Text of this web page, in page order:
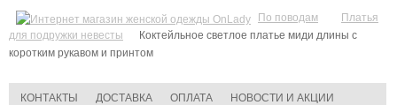
По поводам
Платья
для подружки невесты
Коктейльное светлое платье миди длины с
коротким рукавом и принтом
КОНТАКТЫ ДОСТАВКА ОПЛАТА
НОВОСТИ И АКЦИИ